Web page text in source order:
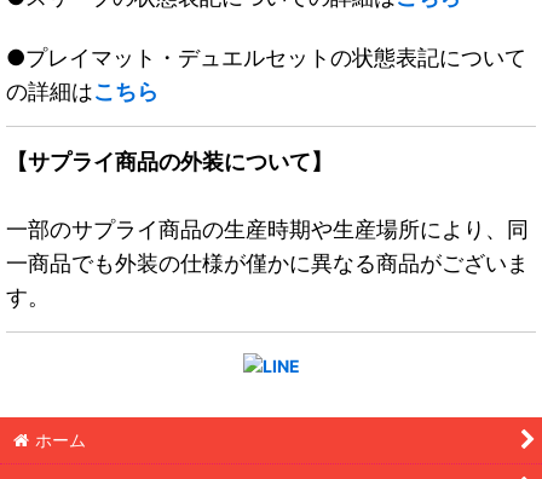
●プレイマット・デュエルセットの状態表記について
の詳細はこちら
【サプライ商品の外装について】
一部のサプライ商品の生産時期や生産場所により、同
一商品でも外装の仕様が僅かに異なる商品がございま
す。
ホーム